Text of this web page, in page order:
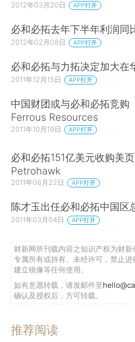
2012年03月20日 APP打开
必和必拓去年下半年利润同
2012年02月08日 APP打开
必和必拓与力拓决定加大在
2011年12月15日 APP打开
中国财团或与必和必拓竞购
Ferrous Resources
2011年10月19日 APP打开
必和必拓151亿美元收购美
Petrohawk
2011年08月22日 APP打开
陈才玉出任必和必拓中国区
2011年03月04日 APP打开
财新网所刊载内容之知识产权为财新
专属所有或持有。未经许可，禁止进
建立镜像等任何使用。
如有意愿转载，请发邮件至
确认及授权后，方可转载。
推荐阅读